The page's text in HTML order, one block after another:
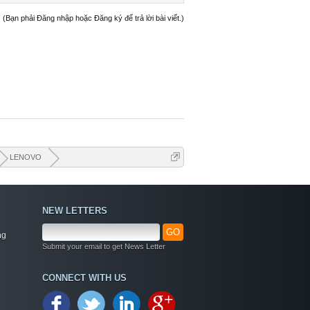
+ Chào mừng bạn đến với diễn đàn thông tin
dịch vụ Việt Nam
(Bạn phải Đăng nhập hoặc Đăng ký để trả lời bài viết.)
LENOVO
NEW LETTERS
GO
Submit your email to get News Letter
CONNECT WITH US